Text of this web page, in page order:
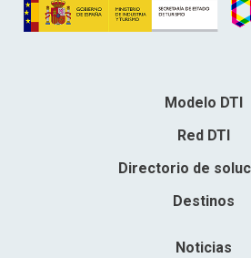
Modelo DTI
Red DTI
Directorio de
Destinos
Noticias